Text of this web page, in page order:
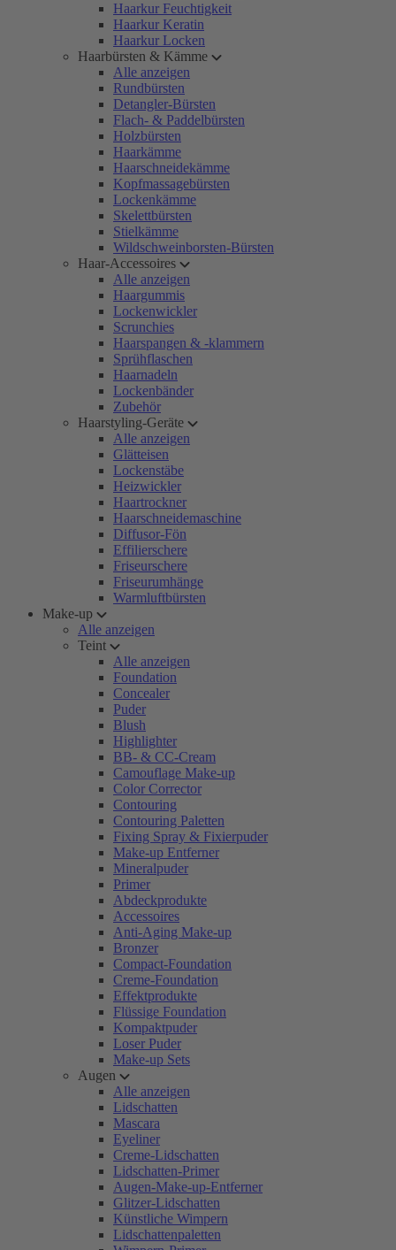
Haarkur Feuchtigkeit
Haarkur Keratin
Haarkur Locken
Haarbürsten & Kämme
Alle anzeigen
Rundbürsten
Detangler-Bürsten
Flach- & Paddelbürsten
Holzbürsten
Haarkämme
Haarschneidekämme
Kopfmassagebürsten
Lockenkämme
Skelettbürsten
Stielkämme
Wildschweinborsten-Bürsten
Haar-Accessoires
Alle anzeigen
Haargummis
Lockenwickler
Scrunchies
Haarspangen & -klammern
Sprühflaschen
Haarnadeln
Lockenbänder
Zubehör
Haarstyling-Geräte
Alle anzeigen
Glätteisen
Lockenstäbe
Heizwickler
Haartrockner
Haarschneidemaschine
Diffusor-Fön
Effilierschere
Friseurschere
Friseurumhänge
Warmluftbürsten
Make-up
Alle anzeigen
Teint
Alle anzeigen
Foundation
Concealer
Puder
Blush
Highlighter
BB- & CC-Cream
Camouflage Make-up
Color Corrector
Contouring
Contouring Paletten
Fixing Spray & Fixierpuder
Make-up Entferner
Mineralpuder
Primer
Abdeckprodukte
Accessoires
Anti-Aging Make-up
Bronzer
Compact-Foundation
Creme-Foundation
Effektprodukte
Flüssige Foundation
Kompaktpuder
Loser Puder
Make-up Sets
Augen
Alle anzeigen
Lidschatten
Mascara
Eyeliner
Creme-Lidschatten
Lidschatten-Primer
Augen-Make-up-Entferner
Glitzer-Lidschatten
Künstliche Wimpern
Lidschattenpaletten